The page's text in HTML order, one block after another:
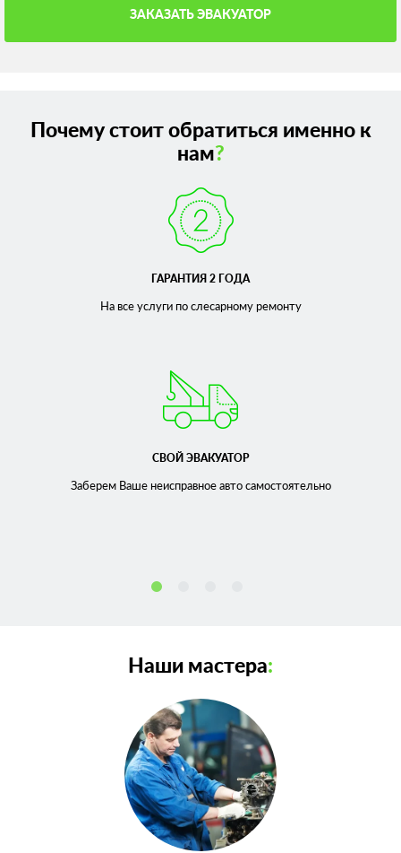
ЗАКАЗАТЬ ЭВАКУАТОР
Почему стоит обратиться именно к
нам?
ГАРАНТИЯ 2 ГОДА
На все услуги по слесарномуремонту
СВОЙ ЭВАКУАТОР
Заберем Ваше неисправноеавто самостоятельно
Наши мастера: